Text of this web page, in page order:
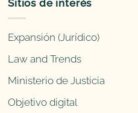
Sitios de interés
Expansión (Jurídico)
Law and Trends
Ministerio de Justicia
Objetivo digital